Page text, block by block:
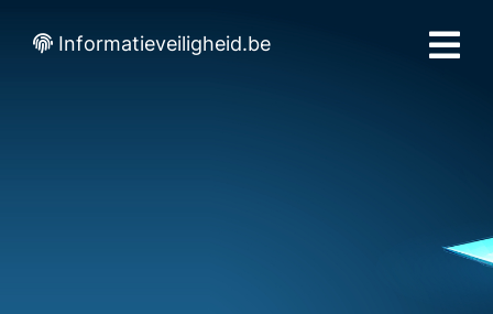
Informatieveiligheid.be